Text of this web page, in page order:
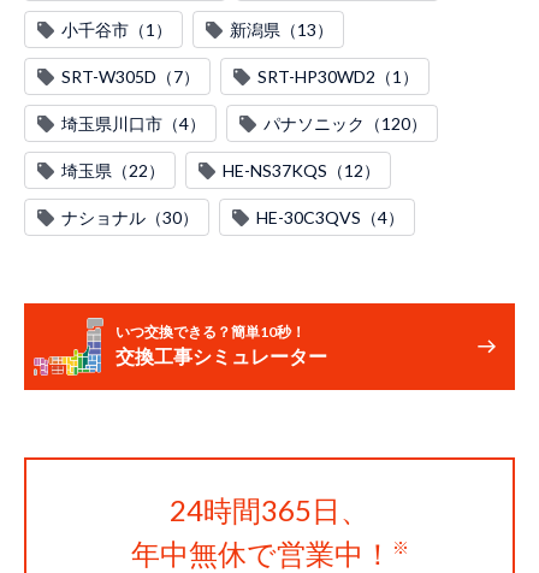
小千谷市（1） 新潟県（13）
SRT-W305D（7） SRT-HP30WD2（1）
埼玉県川口市（4） パナソニック（120）
埼玉県（22） HE-NS37KQS（12）
ナショナル（30） HE-30C3QVS（4）
いつ交換できる？簡単10秒！
交換工事シミュレーター
24時間365日、
年中無休で営業中！